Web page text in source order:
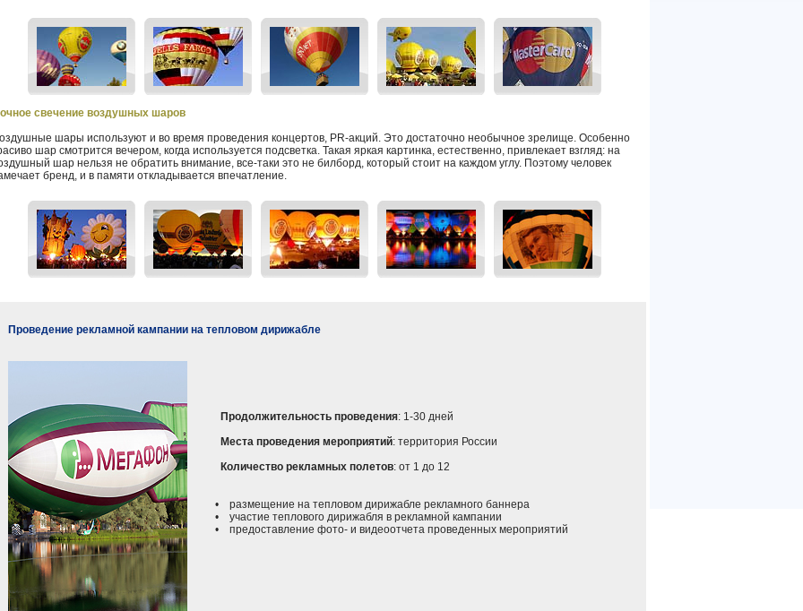
свечение воздушных шаров
шары используют и во время проведения концертов, PR-акций. Это достаточно необычное зрелище. Особенно
шар смотрится вечером, когда используется подсветка. Такая яркая картинка, естественно, привлекает взгляд: на
шар нельзя не обратить внимание, все-таки это не билборд, который стоит на каждом углу. Поэтому человек
бренд, и в памяти откладывается впечатление.
Проведение рекламной кампании на тепловом дирижабле
Продолжительность проведения: 1-30 дней
Места проведения мероприятий: территория России
Количество рекламных полетов: от 1 до 12
• размещение на тепловом дирижабле рекламного баннера
• участие теплового дирижабля в рекламной кампании
• предоставление фото- и видеоотчета проведенных мероприятий